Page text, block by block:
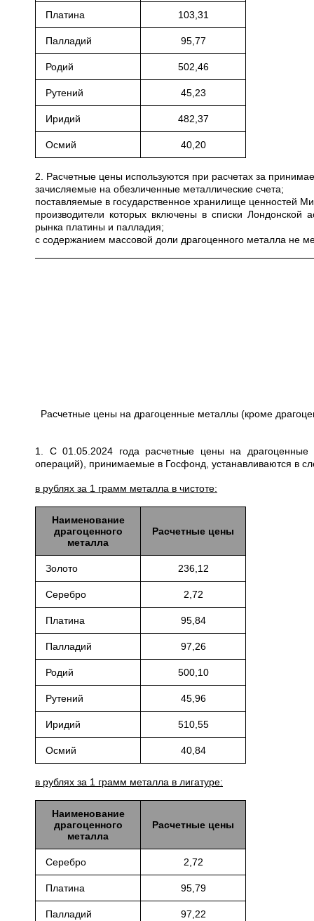
Платина 103,31
Палладий 95,77
Родий 502,46
Рутений 45,23
Иридий 482,37
Осмий 40,20
2. Расчетные цены используются при расчетах за
зачисляемые на обезличенные металлические счета;
поставляемые в государственное хранилище ценностей
производители которых включены в списки Лондонской
рынка платины и палладия;
с содержанием массовой доли драгоценного металла не
Расчетные цены на драгоценные металлы (кроме
1. С 01.05.2024 года расчетные цены на драгоценные
операций), принимаемые в Госфонд, устанавливаются в
в рублях за 1 грамм металла в чистоте:
Наименование
драгоценного
металла
Расчетные цены
Золото 236,12
Серебро 2,72
Платина 95,84
Палладий 97,26
Родий 500,10
Рутений 45,96
Иридий 510,55
Осмий 40,84
в рублях за 1 грамм металла в лигатуре:
Наименование
драгоценного
металла
Расчетные цены
Серебро 2,72
Платина 95,79
Палладий 97,22